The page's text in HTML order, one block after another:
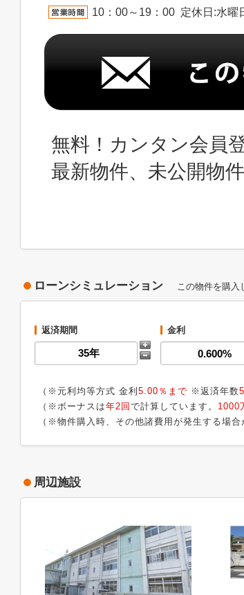
10：00～19：00 定休日:水曜
無料！カンタン会員
最新物件、未公開物
ローンシミュレーション この物件を購入
返済期間 金利
（※元利均等方式 金利 5.00％まで ※返済年数
（※ボーナスは年2回 で計算しています。 1000
（※物件購入時、その他諸費用が発生する場合
周辺施設